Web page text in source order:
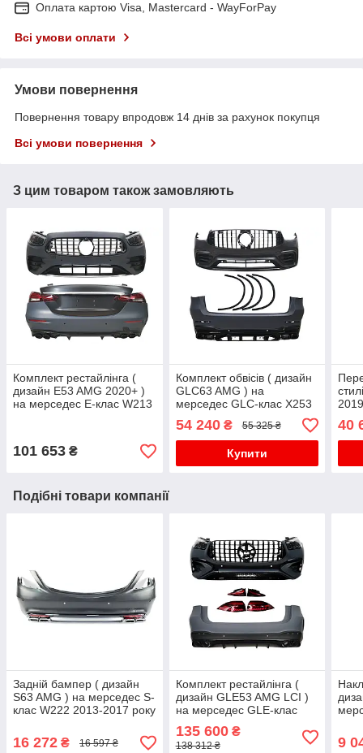
Оплата картою Visa, Mastercard - WayForPay
Всі умови оплати
Умови повернення
Повернення товару впродовж 14 днів за рахунок покупця
Всі умови повернення
З цим товаром також замовляють
Комплект рестайлінга (
дизайн E53 AMG 2020+ )
на мерседес E-клас W213
101 653 ₴
Комплект обвісів ( дизайн
GLC63 AMG ) на
мерседес GLC-клас X253
2019-2022 року
54 240₴ 55 325 ₴
Купити
40
Подібні товари компанії
Задній бампер ( дизайн
S63 AMG ) на мерседес S-
клас W222 2013-2017 року
16 272 ₴ 16 597 ₴
Комплект рестайлінга (
дизайн GLE53 AMG LCI )
на мерседес GLE-клас
135 600₴
138 312 ₴ 9